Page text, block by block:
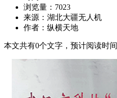
浏览量：7023
来源：湖北大疆无人机
作者：纵横天地
本文共有0个文字，预计阅读时间